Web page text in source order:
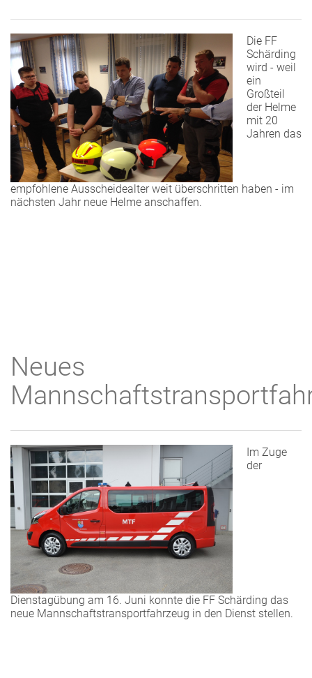
Die FF
Schärding
wird - weil
ein
Großteil
der Helme
mit 20
Jahren das
empfohlene Ausscheidealter weit überschritten haben - im
nächsten Jahr neue Helme anschaffen.
Neues
Im Zuge
der
Dienstagübung am 16. Juni konnte die FF Schärding das
neue Mannschaftstransportfahrzeug in den Dienst stellen.